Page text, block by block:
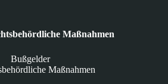
Maßnahmen
Bußgelder
Maßnahmen